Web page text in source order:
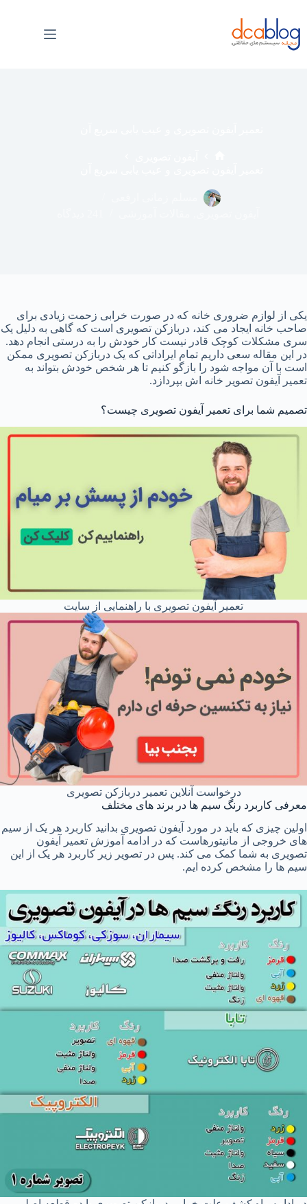
محتوا
یکی از لوازم ضروری خانه که در صورت خرابی زحمت زیادی برای
صاحب خانه ایجاد می کند، دربازکن تصویری است که گاهی به دلیل یک
سری مشکلات کوچک قادر نیست کار خودش را به درستی انجام دهد.
در این مقاله سعی داریم تمام ایراداتی که یک دربازکن تصویری ممکن
است با آن مواجه شود را بازگو کنیم تا هر شخص خودش بتواند به
تعمیر آیفون تصویر خانه اش بپردازد.
تصمیم شما برای تعمیر آیفون تصویری چیست؟
تعمیر آیفون تصویری با راهنمایی از سایت
درخواست آنلاین تعمیر دربازکن تصویری
معرفی کاربرد رنگ سیم ها در برند های مختلف
اولین چیزی که باید در مورد آیفون تصویری بدانید کاربرد هر یک از سیم
های خروجی از مانیتورهاست که در ادامه آموزش تعمیر آیفون
تصویری به شما کمک می کند. پس در تصویر زیر کاربرد هر یک از این
سیم ها را مشخص کرده ایم.